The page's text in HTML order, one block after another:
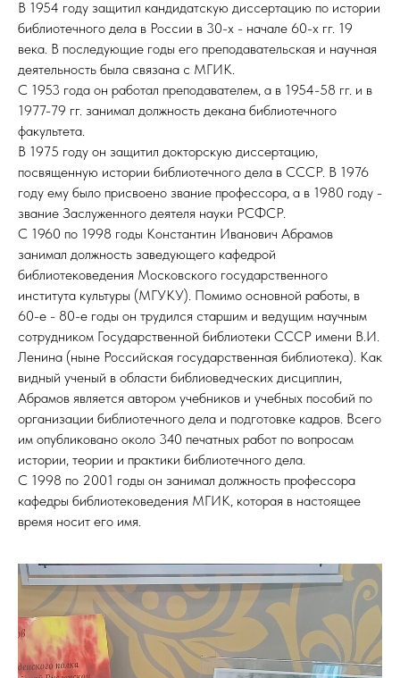
В 1954 году защитил кандидатскую диссертацию по истории
библиотечного дела в России в 30-х - начале 60-х гг. 19
века. В последующие годы его преподавательская и научная
деятельность была связана с МГИК.
С 1953 года он работал преподавателем, а в 1954-58 гг. и в
1977-79 гг. занимал должность декана библиотечного
факультета.
В 1975 году он защитил докторскую диссертацию,
посвященную истории библиотечного дела в СССР. В 1976
году ему было присвоено звание профессора, а в 1980 году -
звание Заслуженного деятеля науки РСФСР.
С 1960 по 1998 годы Константин Иванович Абрамов
занимал должность заведующего кафедрой
библиотековедения Московского государственного
института культуры (МГУКУ). Помимо основной работы, в
60-е - 80-е годы он трудился старшим и ведущим научным
сотрудником Государственной библиотеки СССР имени В.И.
Ленина (ныне Российская государственная библиотека). Как
видный ученый в области библиоведческих дисциплин,
Абрамов является автором учебников и учебных пособий по
организации библиотечного дела и подготовке кадров. Всего
им опубликовано около 340 печатных работ по вопросам
истории, теории и практики библиотечного дела.
С 1998 по 2001 годы он занимал должность профессора
кафедры библиотековедения МГИК, которая в настоящее
время носит его имя.